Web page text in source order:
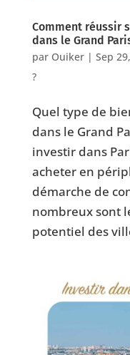
Comment réussir
dans le Grand
par Ouiker| Sep
?
Quel type de
dans le Grand
investir dans
acheter en
démarche de
nombreux sont
potentiel des